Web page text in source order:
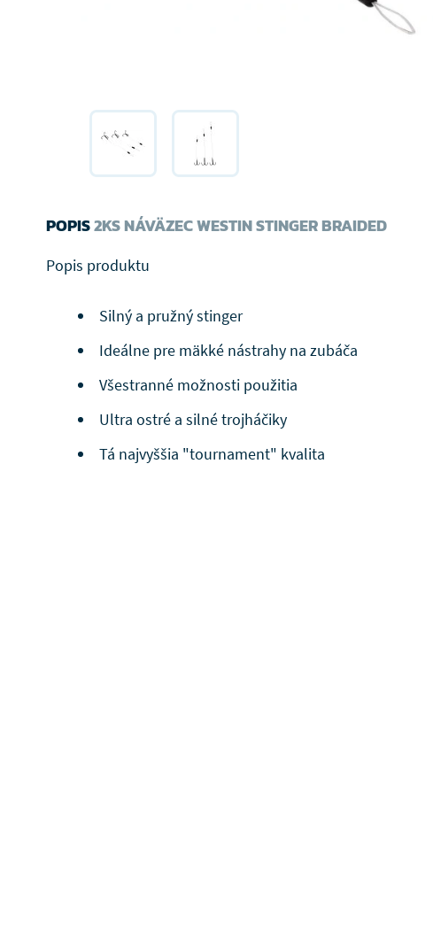
POPIS2KS NÁVÄZEC WESTIN STINGER BRAIDED
Popis produktu
Silný a pružný stinger
Ideálne pre mäkké nástrahy na zubáča
Všestranné možnosti použitia
Ultra ostré a silné trojháčiky
Tá najvyššia "tournament" kvalita